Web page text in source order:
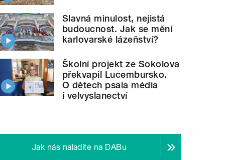
Slavná minulost, nejistá
budoucnost. Jak se mění
karlovarské lázeňství?
Školní projekt ze Sokolova
překvapil Lucembursko.
O dětech psala média
i velvyslanectví
Jak nás naladíte na DABu